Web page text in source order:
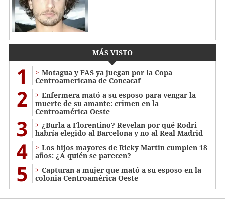
MÁS VISTO
1
Motagua y FAS ya juegan por la Copa
Centroamericana de Concacaf
2
Enfermera mató a su esposo para vengar la
muerte de su amante: crimen en la
Centroamérica Oeste
3
¿Burla a Florentino? Revelan por qué Rodri
habría elegido al Barcelona y no al Real Madrid
4
Los hijos mayores de Ricky Martin cumplen 18
años: ¿A quién se parecen?
5
Capturan a mujer que mató a su esposo en la
colonia Centroamérica Oeste